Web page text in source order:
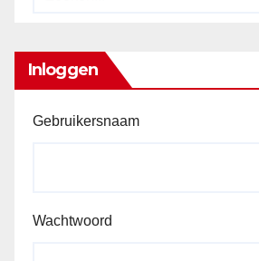
Inloggen
Gebruikersnaam
Wachtwoord